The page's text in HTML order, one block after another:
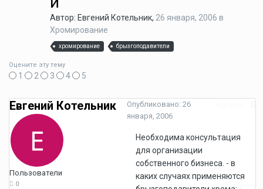
Автор: Евгений Котельник, 26 января, 2006 в
Хромирование
хромирование брызгоподавители
Оцените эту тему
1 2 3 4 5
Евгений Котельник
Пользователи
0
Опубликовано: 26
января, 2006
Необходима консультация
для организации
собственного бизнеса. - в
каких случаях применяются